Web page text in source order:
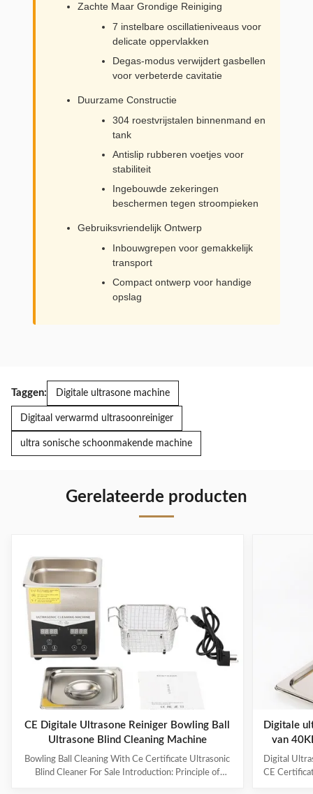
Zachte Maar Grondige Reiniging
7 instelbare oscillatieniveaus voor
delicate oppervlakken
Degas-modus verwijdert gasbellen
voor verbeterde cavitatie
Duurzame Constructie
304 roestvrijstalen binnenmand en
tank
Antislip rubberen voetjes voor
stabiliteit
Ingebouwde zekeringen
beschermen tegen stroompieken
Gebruiksvriendelijk Ontwerp
Inbouwgrepen voor gemakkelijk
transport
Compact ontwerp voor handige
opslag
Taggen: Digitale ultrasone machine
Digitaal verwarmd ultrasoonreiniger
ultra sonische schoonmakende machine
Gerelateerde producten
CE Digitale Ultrasone Reiniger Bowling Ball
Ultrasone Blind Cleaning Machine
Bowling Ball Cleaning With Ce Certificate Ultrasonic
Blind Cleaner For Sale Introduction: Principle of
Digitale
van
Digital
CE